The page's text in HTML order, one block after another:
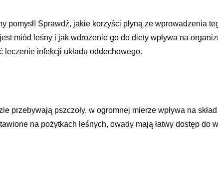
Sprawdź, jakie korzyści płyną ze wprowadzenia
miód leśny i jak wdrożenie go do diety wpływa na
infekcji układu oddechowego.
przebywają pszczoły, w ogromnej mierze wpływa na skład
na pożytkach leśnych, owady mają łatwy dostęp do